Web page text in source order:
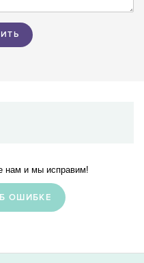
нам и мы исправим!
ОШИБКЕ